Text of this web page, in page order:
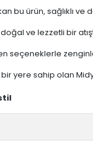
bu ürün, sağlıklı
ve lezzetli bir
seçeneklerle
yere sahip olan